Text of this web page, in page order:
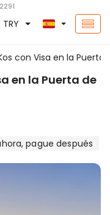
TRY
con Visa en la Puerta
en la Puerta de
pague después